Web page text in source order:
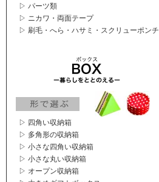
▷ パーツ類
▷ ニカワ・両面テープ
▷ 刷毛・へら・ハサミ・スクリューポンチ
▷ 四角い収納箱
▷ 多角形の収納箱
▷ 小さな四角い収納箱
▷ 小さな丸い収納箱
▷ オープン収納箱